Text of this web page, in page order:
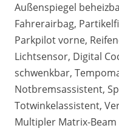
Außenspiegel
Fahrerairbag,
Parkpilot vorne,
Lichtsensor, Digital
schwenkbar,
Notbremsassistent,
Totwinkelassistent,
Multipler Matrix-Beam